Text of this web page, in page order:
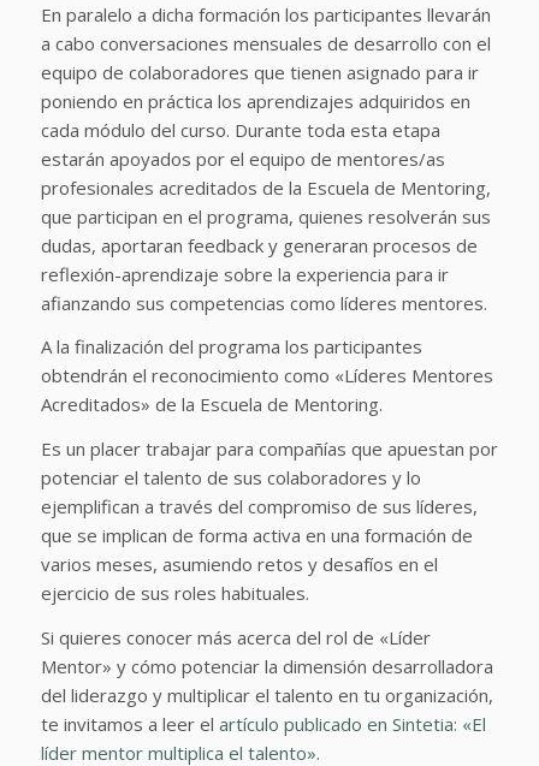
En paralelo a dicha formación los participantes llevarán
a cabo conversaciones mensuales de desarrollo con el
equipo de colaboradores que tienen asignado para ir
poniendo en práctica los aprendizajes adquiridos en
cada módulo del curso. Durante toda esta etapa
estarán apoyados por el equipo de mentores/as
profesionales acreditados de la Escuela de Mentoring,
que participan en el programa, quienes resolverán sus
dudas, aportaran feedback y generaran procesos de
reflexión-aprendizaje sobre la experiencia para ir
afianzando sus competencias como líderes mentores.
A la finalización del programa los participantes
obtendrán el reconocimiento como «Líderes Mentores
Acreditados» de la Escuela de Mentoring.
Es un placer trabajar para compañías que apuestan por
potenciar el talento de sus colaboradores y lo
ejemplifican a través del compromiso de sus líderes,
que se implican de forma activa en una formación de
varios meses, asumiendo retos y desafíos en el
ejercicio de sus roles habituales.
Si quieres conocer más acerca del rol de «Líder
Mentor» y cómo potenciar la dimensión desarrolladora
del liderazgo y multiplicar el talento en tu organización,
te invitamos a leer el artículo publicado en Sintetia: «El
líder mentor multiplica el talento».